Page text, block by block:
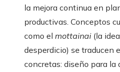
la mejora continua en
productivas. Conceptos
como el mottainai (la
desperdicio) se traducen
concretas: diseño para la